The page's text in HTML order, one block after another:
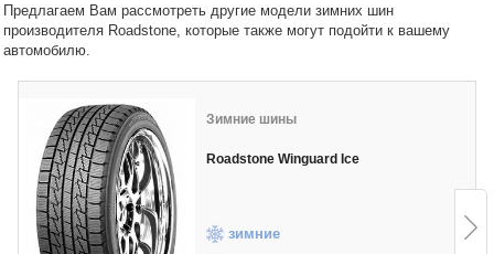
Предлагаем Вам рассмотреть другие модели зимних шин
производителя Roadstone, которые также могут подойти к вашему
автомобилю.
Зимние шины
Roadstone Winguard Ice
зимние